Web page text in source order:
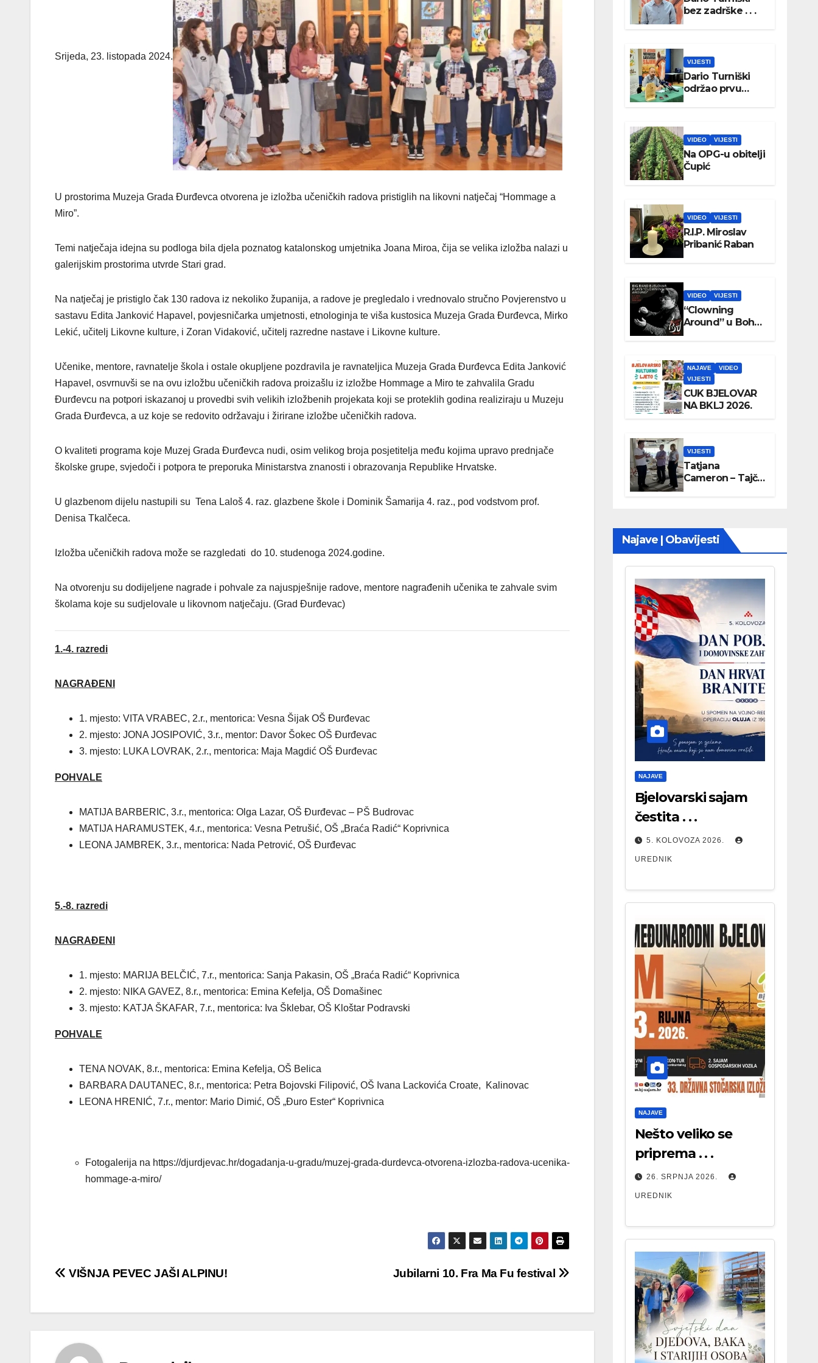
Srijeda, 23. listopada 2024.
U prostorima Muzeja Grada Đurđevca otvorena je izložba učeničkih radova pristiglih na likovni natječaj “Hommage a
Miro”.
Temi natječaja idejna su podloga bila djela poznatog katalonskog umjetnika Joana Miroa, čija se velika izložba nalazi u
galerijskim prostorima utvrde Stari grad.
Na natječaj je pristiglo čak 130 radova iz nekoliko županija, a radove je pregledalo i vrednovalo stručno Povjerenstvo u
sastavu Edita Janković Hapavel, povjesničarka umjetnosti, etnologinja te viša kustosica Muzeja Grada Đurđevca, Mirko
Lekić, učitelj Likovne kulture, i Zoran Vidaković, učitelj razredne nastave i Likovne kulture.
Učenike, mentore, ravnatelje škola i ostale okupljene pozdravila je ravnateljica Muzeja Grada Đurđevca Edita Janković
Hapavel, osvrnuvši se na ovu izložbu učeničkih radova proizašlu iz izložbe Hommage a Miro te zahvalila Gradu
Đurđevcu na potpori iskazanoj u provedbi svih velikih izložbenih projekata koji se proteklih godina realiziraju u Muzeju
Grada Đurđevca, a uz koje se redovito održavaju i žirirane izložbe učeničkih radova.
O kvaliteti programa koje Muzej Grada Đurđevca nudi, osim velikog broja posjetitelja među kojima upravo prednjače
školske grupe, svjedoči i potpora te preporuka Ministarstva znanosti i obrazovanja Republike Hrvatske.
U glazbenom dijelu nastupili su Tena Laloš 4. raz. glazbene škole i Dominik Šamarija 4. raz., pod vodstvom prof.
Denisa Tkalčeca.
Izložba učeničkih radova može se razgledati do 10. studenoga 2024.godine.
Na otvorenju su dodijeljene nagrade i pohvale za najuspješnije radove, mentore nagrađenih učenika te zahvale svim
školama koje su sudjelovale u likovnom natječaju. (Grad Đurđevac)
1.-4. razredi
NAGRAĐENI
1. mjesto: VITA VRABEC, 2.r., mentorica: Vesna Šijak OŠ Đurđevac
2. mjesto: JONA JOSIPOVIĆ, 3.r., mentor: Davor Šokec OŠ Đurđevac
3. mjesto: LUKA LOVRAK, 2.r., mentorica: Maja Magdić OŠ Đurđevac
POHVALE
MATIJA BARBERIC, 3.r., mentorica: Olga Lazar, OŠ Đurđevac – PŠ Budrovac
MATIJA HARAMUSTEK, 4.r., mentorica: Vesna Petrušić, OŠ „Braća Radić“ Koprivnica
LEONA JAMBREK, 3.r., mentorica: Nada Petrović, OŠ Đurđevac
5.-8. razredi
NAGRAĐENI
1. mjesto: MARIJA BELČIĆ, 7.r., mentorica: Sanja Pakasin, OŠ „Braća Radić“ Koprivnica
2. mjesto: NIKA GAVEZ, 8.r., mentorica: Emina Kefelja, OŠ Domašinec
3. mjesto: KATJA ŠKAFAR, 7.r., mentorica: Iva Šklebar, OŠ Kloštar Podravski
POHVALE
TENA NOVAK, 8.r., mentorica: Emina Kefelja, OŠ Belica
BARBARA DAUTANEC, 8.r., mentorica: Petra Bojovski Filipović, OŠ Ivana Lackovića Croate, Kalinovac
LEONA HRENIĆ, 7.r., mentor: Mario Dimić, OŠ „Đuro Ester“ Koprivnica
Fotogalerija na https://djurdjevac.hr/dogadanja-u-gradu/muzej-grada-durdevca-otvorena-izlozba-radova-ucenika-
hommage-a-miro/
Navigacija
Jubilarni 10. Fra Ma Fu festival
VIŠNJA PEVEC JAŠI ALPINU!
bez zadrške . . .
VIJESTI
Dario Turniški
održao prvu
konferenciju za
VIDEO VIJESTI
Na OPG-u obitelji
Čupić
VIDEO VIJESTI
R.I.P. Miroslav
Pribanić Raban
VIDEO VIJESTI
“Clowning
Around” u Boho
parku
NAJAVE
VIDEO
VIJESTI
CUK BJELOVAR
NA BKLJ 2026.
VIJESTI
Tatjana
Cameron – Tajči
posjetila
Najave | Obavijesti
NAJAVE
Bjelovarski sajam
čestita . . .
5. KOLOVOZA 2026.
UREDNIK
NAJAVE
Nešto veliko se
priprema . . .
26. SRPNJA 2026.
UREDNIK